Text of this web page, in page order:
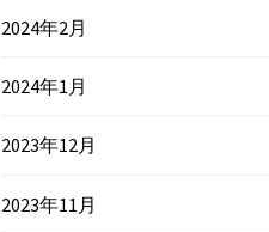
2024年2月
2024年1月
2023年12月
2023年11月